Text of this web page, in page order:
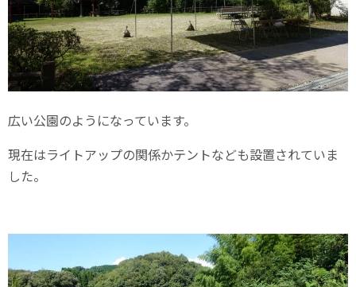
広い公園のようになっています。
現在はライトアップの関係かテントなども設置されていま
した。